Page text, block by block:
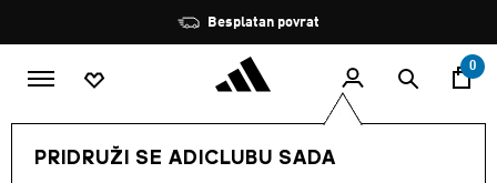
Zaustavi
rotaciju
Besplatan povrat
0
PRIDRUŽI SE ADICLUBU SADA
MODNE MARKE